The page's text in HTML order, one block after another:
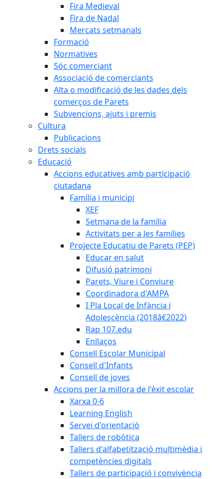
Fira Medieval
Fira de Nadal
Mercats setmanals
Formació
Normatives
Sóc comerciant
Associació de comerciants
Alta o modificació de les dades dels
comerços de Parets
Subvencions, ajuts i premis
Cultura
Publicacions
Drets socials
Educació
Accions educatives amb participació
ciutadana
Família i municipi
XEF
Setmana de la família
Activitats per a les famílies
Projecte Educatiu de Parets (PEP)
Educar en salut
Difusió patrimoni
Parets, Viure i Conviure
Coordinadora d'AMPA
I Pla Local de Infància i
Adolescència (2018â€2022)
Rap 107.edu
Enllaços
Consell Escolar Municipal
Consell d'Infants
Consell de joves
Accions per la millora de l'èxit escolar
Xarxa 0-6
Learning English
Servei d'orientació
Tallers de robòtica
Tallers d'alfabetització multimèdia i
competències digitals
Tallers de participació i convivència